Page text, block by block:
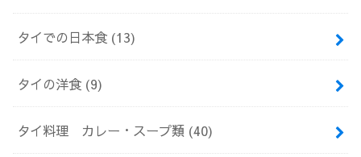
タイでの日本食 (13)
タイの洋食 (9)
タイ料理 カレー・スープ類 (40)